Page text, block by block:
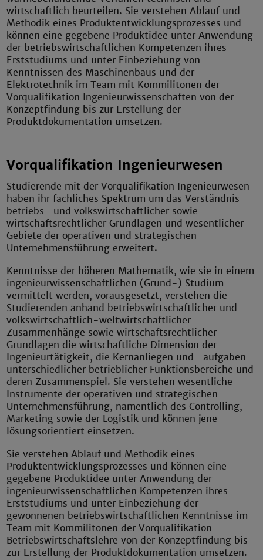
wirtschaftlich beurteilen. Sie verstehen Ablauf und
Methodik eines Produktentwicklungsprozesses und
können eine gegebene Produktidee unter Anwendung
der betriebswirtschaftlichen Kompetenzen ihres
Erststudiums und unter Einbeziehung von
Kenntnissen des Maschinenbaus und der
Elektrotechnik im Team mit Kommilitonen der
Vorqualifikation Ingenieurwissenschaften von der
Konzeptfindung bis zur Erstellung der
Produktdokumentation umsetzen.
Vorqualifikation Ingenieurwesen
Studierende mit der Vorqualifikation Ingenieurwesen
haben ihr fachliches Spektrum um das Verständnis
betriebs- und volkswirtschaftlicher sowie
wirtschaftsrechtlicher Grundlagen und wesentlicher
Gebiete der operativen und strategischen
Unternehmensführung erweitert.
Kenntnisse der höheren Mathematik, wie sie in einem
ingenieurwissenschaftlichen (Grund-) Studium
vermittelt werden, vorausgesetzt, verstehen die
Studierenden anhand betriebswirtschaftlicher und
volkswirtschaftlich-weltwirtschaftlicher
Zusammenhänge sowie wirtschaftsrechtlicher
Grundlagen die wirtschaftliche Dimension der
Ingenieurtätigkeit, die Kernanliegen und -aufgaben
unterschiedlicher betrieblicher Funktionsbereiche und
deren Zusammenspiel. Sie verstehen wesentliche
Instrumente der operativen und strategischen
Unternehmensführung, namentlich des Controlling,
Marketing sowie der Logistik und können jene
lösungsorientiert einsetzen.
Sie verstehen Ablauf und Methodik eines
Produktentwicklungsprozesses und können eine
gegebene Produktidee unter Anwendung der
ingenieurwissenschaftlichen Kompetenzen ihres
Erststudiums und unter Einbeziehung der
gewonnenen betriebswirtschaftlichen Kenntnisse im
Team mit Kommilitonen der Vorqualifikation
Betriebswirtschaftslehre von der Konzeptfindung bis
zur Erstellung der Produktdokumentation umsetzen.